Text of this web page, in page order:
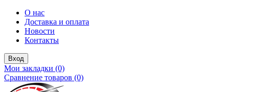
О нас
Доставка и оплата
Новости
Контакты
Вход
Мои закладки (0)
Сравнение товаров (0)